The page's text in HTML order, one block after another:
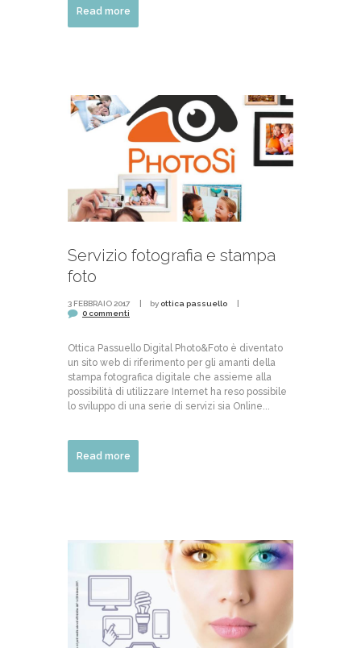
Read more
Servizio fotografia e stampa
foto
3 FEBBRAIO 2017 by ottica passuello
0 commenti
Ottica Passuello Digital Photo&Foto è diventato
un sito web di riferimento per gli amanti della
stampa fotografica digitale che assieme alla
possibilità di utilizzare Internet ha reso possibile
lo sviluppo di una serie di servizi sia Online...
Read more